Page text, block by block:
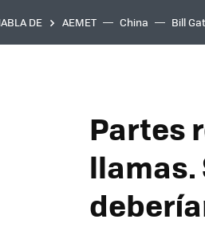
DE AEMET China Bill
Partes